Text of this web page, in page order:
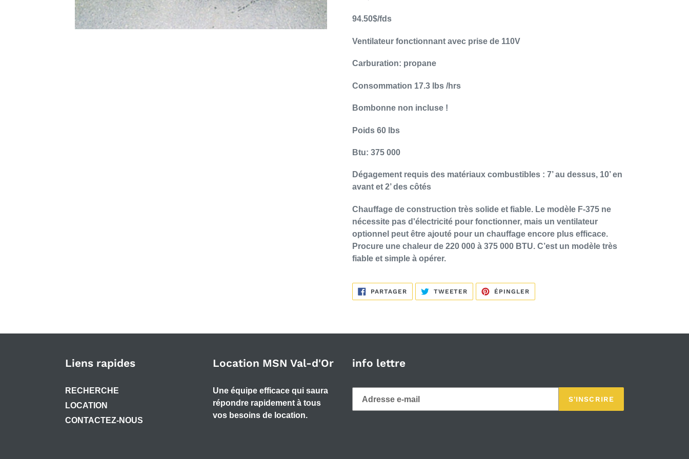
panier
94.50$/fds
Ventilateur fonctionnant avec prise de 110V
Carburation: propane
Consommation 17.3 lbs /hrs
Bombonne non incluse !
Poids 60 lbs
Btu: 375 000
Dégagement requis des matériaux combustibles : 7’ au dessus, 10’ en
avant et 2’ des côtés
Chauffage de construction très solide et fiable. Le modèle F-375 ne
nécessite pas d'électricité pour fonctionner, mais un ventilateur
optionnel peut être ajouté pour un chauffage encore plus efficace.
Procure une chaleur de 220 000 à 375 000 BTU. C’est un modèle très
fiable et simple à opérer.
PARTAGERPARTAGER
SUR
FACEBOOK
TWEETER TWEETER
TWITTER
ÉPINGLER
PINTEREST
Liens rapides
RECHERCHE
LOCATION
CONTACTEZ-NOUS
Location MSN Val-d'Or
Une équipe efficace qui saura
répondre rapidement à tous
vos besoins de location.
info lettre
S'INSCRIRE